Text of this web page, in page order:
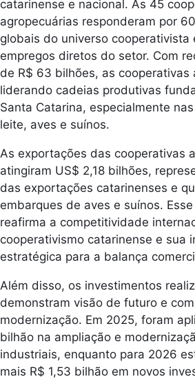
catarinense e nacional. As 45
agropecuárias responderam por
globais do universo cooperativista
empregos diretos do setor. Com
de R$ 63 bilhões, as cooperativas
liderando cadeias produtivas
Santa Catarina, especialmente
leite, aves e suínos.
As exportações das cooperativas
atingiram US$ 2,18 bilhões,
das exportações catarinenses e
embarques de aves e suínos.
reafirma a competitividade
cooperativismo catarinense e sua
estratégica para a balança
Além disso, os investimentos
demonstram visão de futuro e
modernização. Em 2025, foram
bilhão na ampliação e
industriais, enquanto para 2026
mais R$ 1,53 bilhão em novos